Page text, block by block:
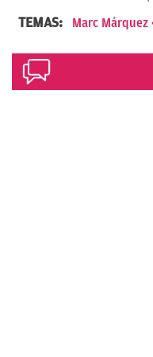
TEMAS: Marc Márquez